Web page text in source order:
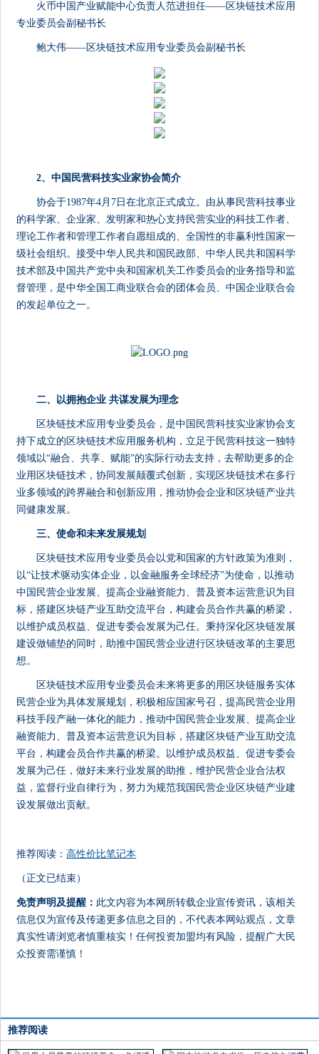
火币中国产业赋能中心负责人范进担任——区块链技术应用
专业委员会副秘书长
鲍大伟——区块链技术应用专业委员会副秘书长
2、中国民营科技实业家协会简介
协会于1987年4月7日在北京正式成立。由从事民营科技事业
的科学家、企业家、发明家和热心支持民营实业的科技工作者、
理论工作者和管理工作者自愿组成的、全国性的非赢利性国家一
级社会组织。接受中华人民共和国民政部、中华人民共和国科学
技术部及中国共产党中央和国家机关工作委员会的业务指导和监
督管理，是中华全国工商业联合会的团体会员、中国企业联合会
的发起单位之一。
二、以拥抱企业 共谋发展为理念
区块链技术应用专业委员会，是中国民营科技实业家协会支
持下成立的区块链技术应用服务机构，立足于民营科技这一独特
领域以“融合、共享、赋能”的实际行动去支持，去帮助更多的企
业用区块链技术，协同发展颠覆式创新，实现区块链技术在多行
业多领域的跨界融合和创新应用，推动协会企业和区块链产业共
同健康发展。
三、使命和未来发展规划
区块链技术应用专业委员会以党和国家的方针政策为准则，
以“让技术驱动实体企业，以金融服务全球经济”为使命，以推动
中国民营企业发展、提高企业融资能力、普及资本运营意识为目
标，搭建区块链产业互助交流平台，构建会员合作共赢的桥梁，
以维护成员权益、促进专委会发展为己任。秉持深化区块链发展
建设做铺垫的同时，助推中国民营企业进行区块链改革的主要思
想。
区块链技术应用专业委员会未来将更多的用区块链服务实体
民营企业为具体发展规划，积极相应国家号召，提高民营企业用
科技手段产融一体化的能力，推动中国民营企业发展、提高企业
融资能力、普及资本运营意识为目标，搭建区块链产业互助交流
平台，构建会员合作共赢的桥梁。以维护成员权益、促进专委会
发展为己任，做好未来行业发展的助推，维护民营企业合法权
益，监督行业自律行为，努力为规范我国民营企业区块链产业建
设发展做出贡献。
推荐阅读：高性价比笔记本
（正文已结束）
免责声明及提醒： 此文内容为本网所转载企业宣传资讯，该相关
信息仅为宣传及传递更多信息之目的，不代表本网站观点，文章
真实性请浏览者慎重核实！任何投资加盟均有风险，提醒广大民
众投资需谨慎！
推荐阅读